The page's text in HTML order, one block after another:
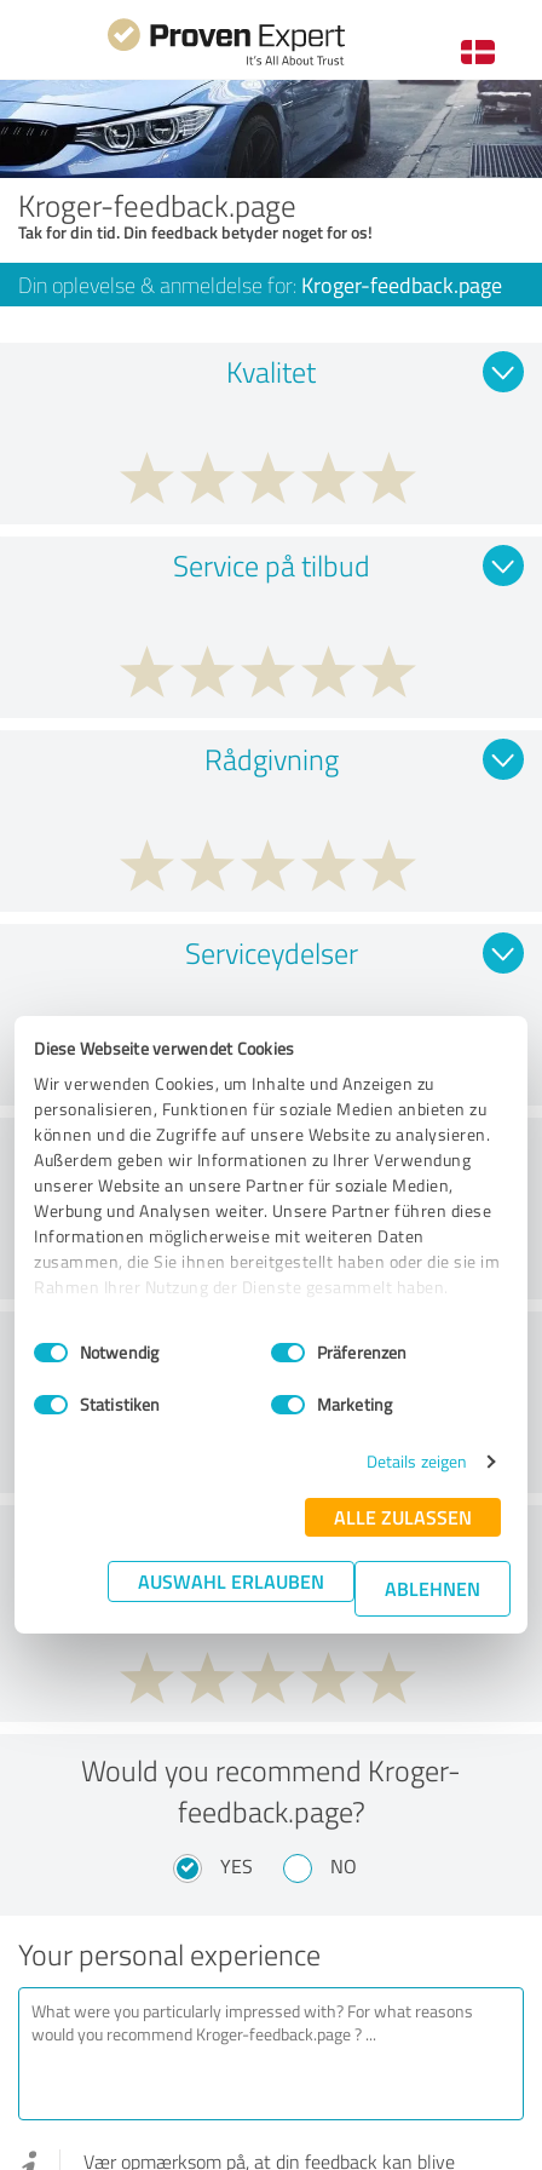
Diese Webseite verwendet Cookies
Wir verwenden Cookies, um Inhalte und Anzeigen zu
personalisieren, Funktionen für soziale Medien anbieten zu
können und die Zugriffe auf unsere Website zu analysieren.
Außerdem geben wir Informationen zu Ihrer Verwendung
unserer Website an unsere Partner für soziale Medien,
Werbung und Analysen weiter. Unsere Partner führen diese
Informationen möglicherweise mit weiteren Daten
zusammen, die Sie ihnen bereitgestellt haben oder die sie im
Rahmen Ihrer Nutzung der Dienste gesammelt haben.
Impressum Datenschutzbestimmungen
Einwilligungsauswahl
Notwendig Präferenzen
Statistiken Marketing
Details zeigen
ALLE ZULASSEN
AUSWAHL ERLAUBEN ABLEHNEN
Kroger-feedback.page
Tak for din tid. Din feedback betyder noget for os!
Din oplevelse & anmeldelse for: Kroger-feedback.page
Kvalitet
Service på tilbud
Rådgivning
Serviceydelser
Forarbejdning
Kundeservice
What do you think of the price to
performance ratio?
Would you recommend Kroger-
feedback.page?
YES NO
Your personal experience
Vær opmærksom på, at din feedback kan blive